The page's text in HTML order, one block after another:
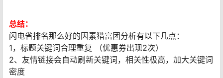
总结：
闪电省排名那么好的因素猎富团分析有以下几点：
1，标题关键词合理重复 （优惠券出现2次）
2、友情链接会自动刷新关键词，相关性极高，加大关键词
密度